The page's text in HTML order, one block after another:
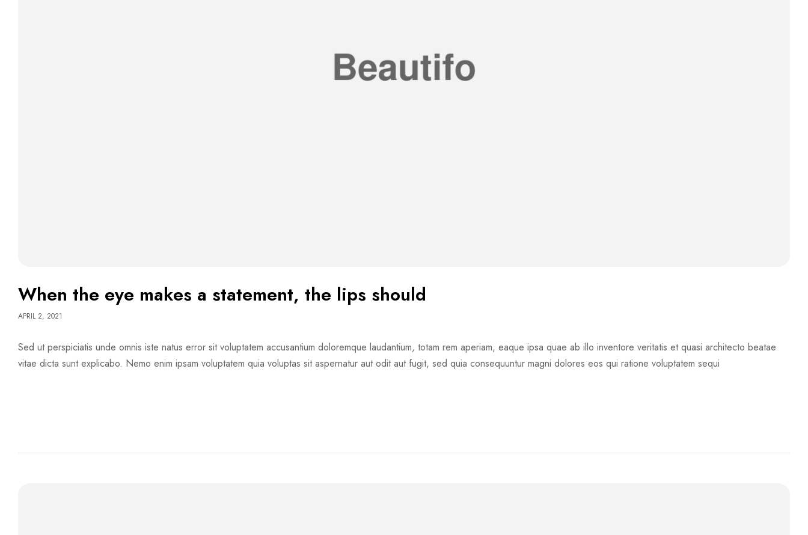
APRIL 2, 2021
When the eye makes a statement, the lips should
Sed ut perspiciatis unde omnis iste natus error sit voluptatem accusantium doloremque laudantium, totam rem aperiam, eaque ipsa quae ab illo inventore veritatis et quasi architecto beatae
vitae dicta sunt explicabo. Nemo enim ipsam voluptatem quia voluptas sit aspernatur aut odit aut fugit, sed quia consequuntur magni dolores eos qui ratione voluptatem sequi